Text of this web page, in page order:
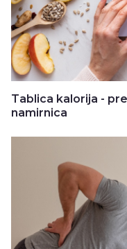
Tablica kalorija -
namirnica